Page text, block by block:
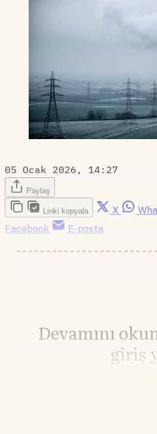
05 Ocak 2026, 14:27
Paylaş
Linki kopyala X
Facebook
E-posta
Devamını
giriş